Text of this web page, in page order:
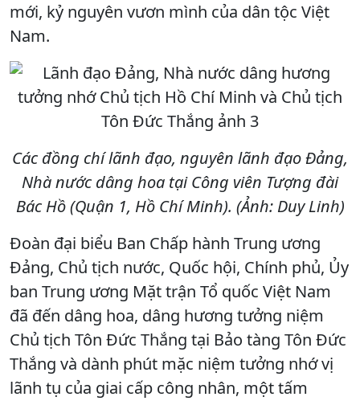
mới, kỷ nguyên vươn mình của dân tộc Việt
Nam.
Các đồng chí lãnh đạo, nguyên lãnh đạo Đảng,
Nhà nước dâng hoa tại Công viên Tượng đài
Bác Hồ (Quận 1, Hồ Chí Minh). (Ảnh: Duy Linh)
Đoàn đại biểu Ban Chấp hành Trung ương
Đảng, Chủ tịch nước, Quốc hội, Chính phủ, Ủy
ban Trung ương Mặt trận Tổ quốc Việt Nam
đã đến dâng hoa, dâng hương tưởng niệm
Chủ tịch Tôn Đức Thắng tại Bảo tàng Tôn Đức
Thắng và dành phút mặc niệm tưởng nhớ vị
lãnh tụ của giai cấp công nhân, một tấm